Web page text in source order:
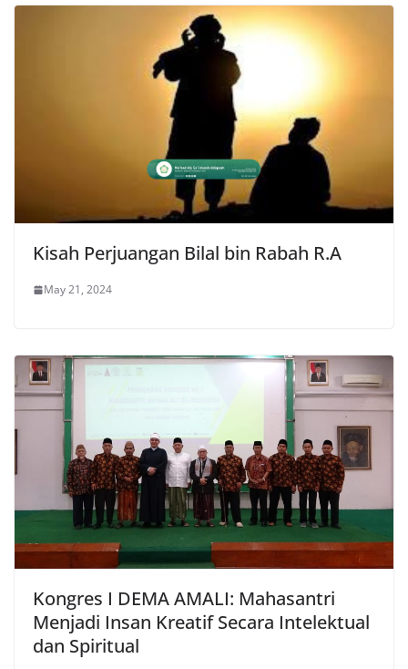
Kisah Perjuangan Bilal bin Rabah R.A
May 21, 2024
Kongres I DEMA AMALI: Mahasantri
Menjadi Insan Kreatif Secara Intelektual
dan Spiritual